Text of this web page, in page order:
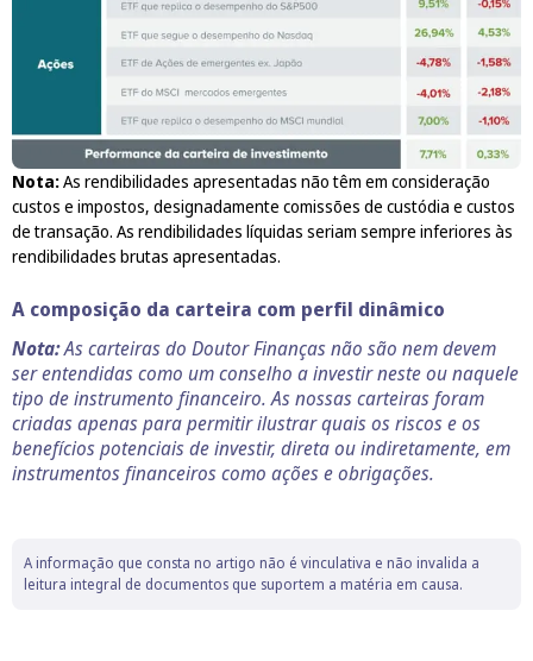
Nota:As rendibilidades apresentadas não têm em consideração
custos e impostos, designadamente comissões de custódia e custos
de transação. As rendibilidades líquidas seriam sempre inferiores às
rendibilidades brutas apresentadas.
A composição da carteira com perfil dinâmico
Nota:As carteiras do Doutor Finanças não são nem devem
ser entendidas como um conselho a investir neste ou naquele
tipo de instrumento financeiro. As nossas carteiras foram
criadas apenas para permitir ilustrar quais os riscos e os
benefícios potenciais de investir, direta ou indiretamente, em
instrumentos financeiros como ações e obrigações.
A informação que consta no artigo não é vinculativa e não invalida a
leitura integral de documentos que suportem a matéria em causa.